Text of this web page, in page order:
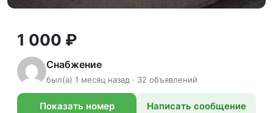
1 000 ₽
Снабжение
был(а) 1 месяц назад · 32 объявлений
Показать номер Написать сообщение